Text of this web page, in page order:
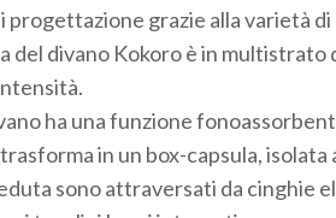
grazie alla varietà di
del divano Kokoro è in multistrato
ha una funzione
in un box-capsula,
sono attraversati da cinghie